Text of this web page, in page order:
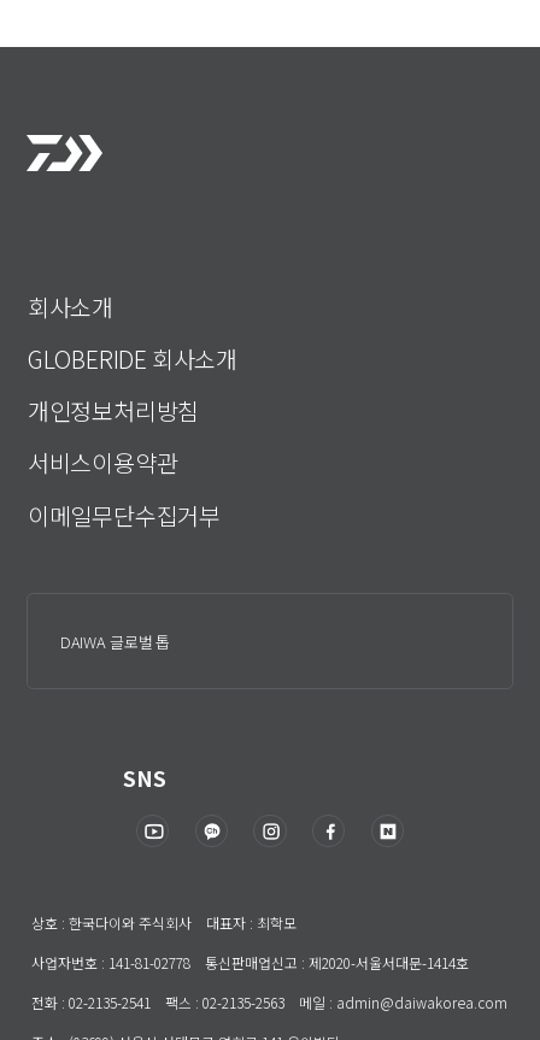
회사소개
GLOBERIDE 회사소개
개인정보처리방침
서비스이용약관
이메일무단수집거부
DAIWA 글로벌 톱
SNS
상호 : 한국다이와 주식회사 대표자 : 최학모
사업자번호 : 141-81-02778 통신판매업신고 : 제2020-서울서대문-1414호
전화 : 02-2135-2541 팩스 : 02-2135-2563 메일 : admin@daiwakorea.com